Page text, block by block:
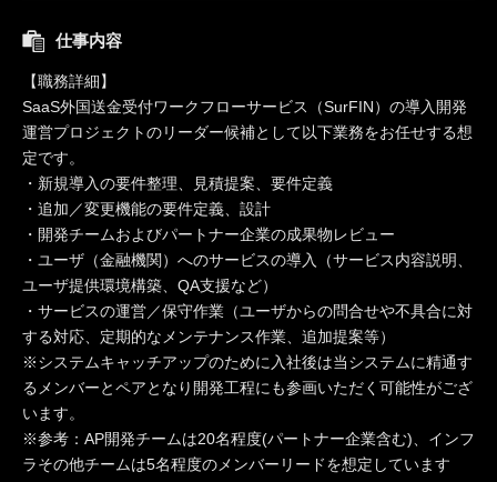
仕事内容
【職務詳細】
SaaS外国送金受付ワークフローサービス（SurFIN）の導入開発
運営プロジェクトのリーダー候補として以下業務をお任せする想
定です。
・新規導入の要件整理、見積提案、要件定義
・追加／変更機能の要件定義、設計
・開発チームおよびパートナー企業の成果物レビュー
・ユーザ（金融機関）へのサービスの導入（サービス内容説明、
ユーザ提供環境構築、QA支援など）
・サービスの運営／保守作業（ユーザからの問合せや不具合に対
する対応、定期的なメンテナンス作業、追加提案等）
※システムキャッチアップのために入社後は当システムに精通す
るメンバーとペアとなり開発工程にも参画いただく可能性がござ
います。
※参考：AP開発チームは20名程度(パートナー企業含む)、インフ
ラその他チームは5名程度のメンバーリードを想定しています